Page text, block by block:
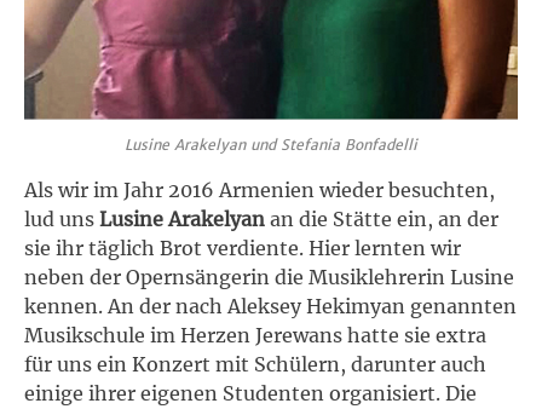
Lusine Arakelyan und Stefania Bonfadelli
Als wir im Jahr 2016 Armenien wieder besuchten,
lud uns Lusine Arakelyan an die Stätte ein, an der
sie ihr täglich Brot verdiente. Hier lernten wir
neben der Opernsängerin die Musiklehrerin Lusine
kennen. An der nach Aleksey Hekimyan genannten
Musikschule im Herzen Jerewans hatte sie extra
für uns ein Konzert mit Schülern, darunter auch
einige ihrer eigenen Studenten organisiert. Die